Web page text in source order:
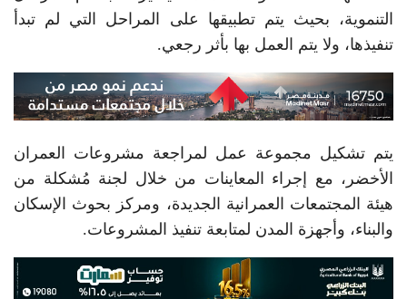
التنموية، بحيث يتم تطبيقها على المراحل التي لم تبدأ
تنفيذها، ولا يتم العمل بها بأثر رجعي.
يتم تشكيل مجموعة عمل لمراجعة مشروعات العمران
الأخضر، مع إجراء المعاينات من خلال لجنة مُشكلة من
هيئة المجتمعات العمرانية الجديدة، ومركز بحوث الإسكان
والبناء، وأجهزة المدن لمتابعة تنفيذ المشروعات.